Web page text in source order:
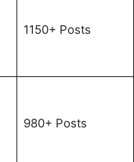
1150+ Posts
980+ Posts